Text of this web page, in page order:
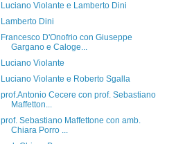
Luciano Violante e Lamberto Dini
Lamberto Dini
Francesco D'Onofrio con Giuseppe
Gargano e Caloge...
Luciano Violante
Luciano Violante e Roberto Sgalla
prof.Antonio Cecere con prof. Sebastiano
Maffetton...
prof. Sebastiano Maffettone con amb.
Chiara Porro ...